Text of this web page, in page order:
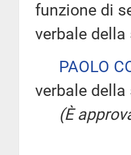
funzione di
verbale della
PAOLO
verbale
(È